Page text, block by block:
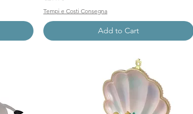
Tempi e Costi Consegna
Add to Cart